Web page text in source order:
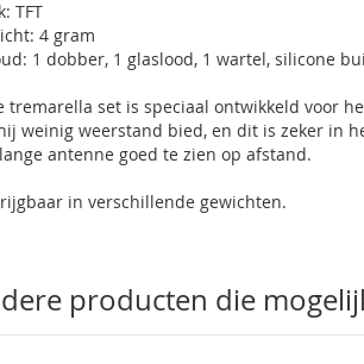
TFT
4 gram
1 dobber, 1 glaslood, 1 wartel, silicone
tremarella set is speciaal ontwikkeld voor
weinig weerstand bied, en dit is zeker in
antenne goed te zien op afstand.
in verschillende gewichten.
producten die